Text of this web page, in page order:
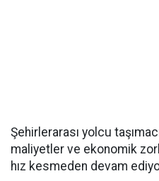
Şehirlerarası yolcu
maliyetler ve ekonomik
hız kesmeden devam